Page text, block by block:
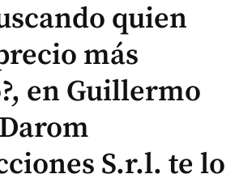
quien
más
en Guillermo
S.r.l. te lo